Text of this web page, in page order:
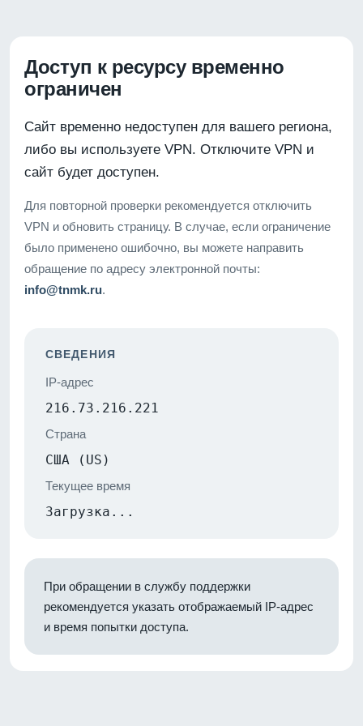
Доступ к ресурсу временно
ограничен
Сайт временно недоступен для вашего региона,
либо вы используете VPN. Отключите VPN и
сайт будет доступен.
Для повторной проверки рекомендуется отключить
VPN и обновить страницу. В случае, если ограничение
было применено ошибочно, вы можете направить
обращение по адресу электронной почты:
info@tnmk.ru.
СВЕДЕНИЯ
IP-адрес
216.73.216.221
Страна
США (US)
Текущее время
Загрузка...
При обращении в службу поддержки
рекомендуется указать отображаемый IP-адрес
и время попытки доступа.